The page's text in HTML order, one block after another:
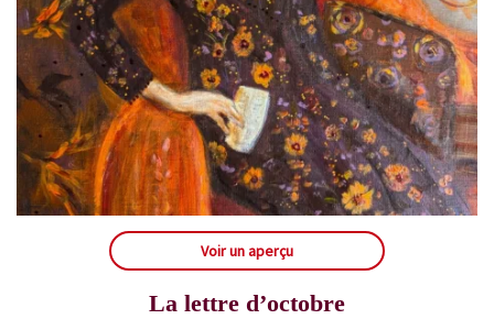
Voir un aperçu
La lettre d’octobre